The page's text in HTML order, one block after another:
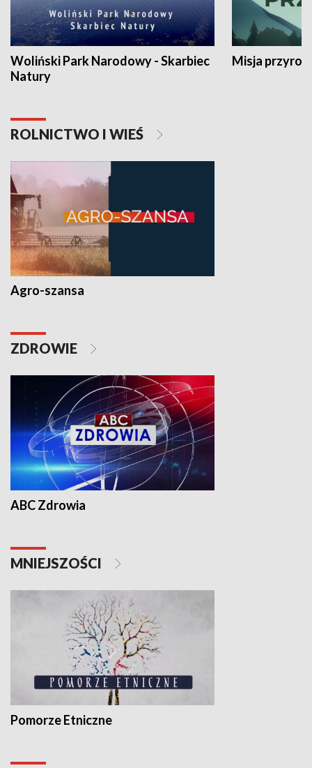
Woliński Park Narodowy - Skarbiec
Natury
Misja
ROLNICTWO I WIEŚ
Agro-szansa
ZDROWIE
ABC Zdrowia
MNIEJSZOŚCI
Pomorze Etniczne